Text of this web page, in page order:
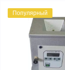
Популярный